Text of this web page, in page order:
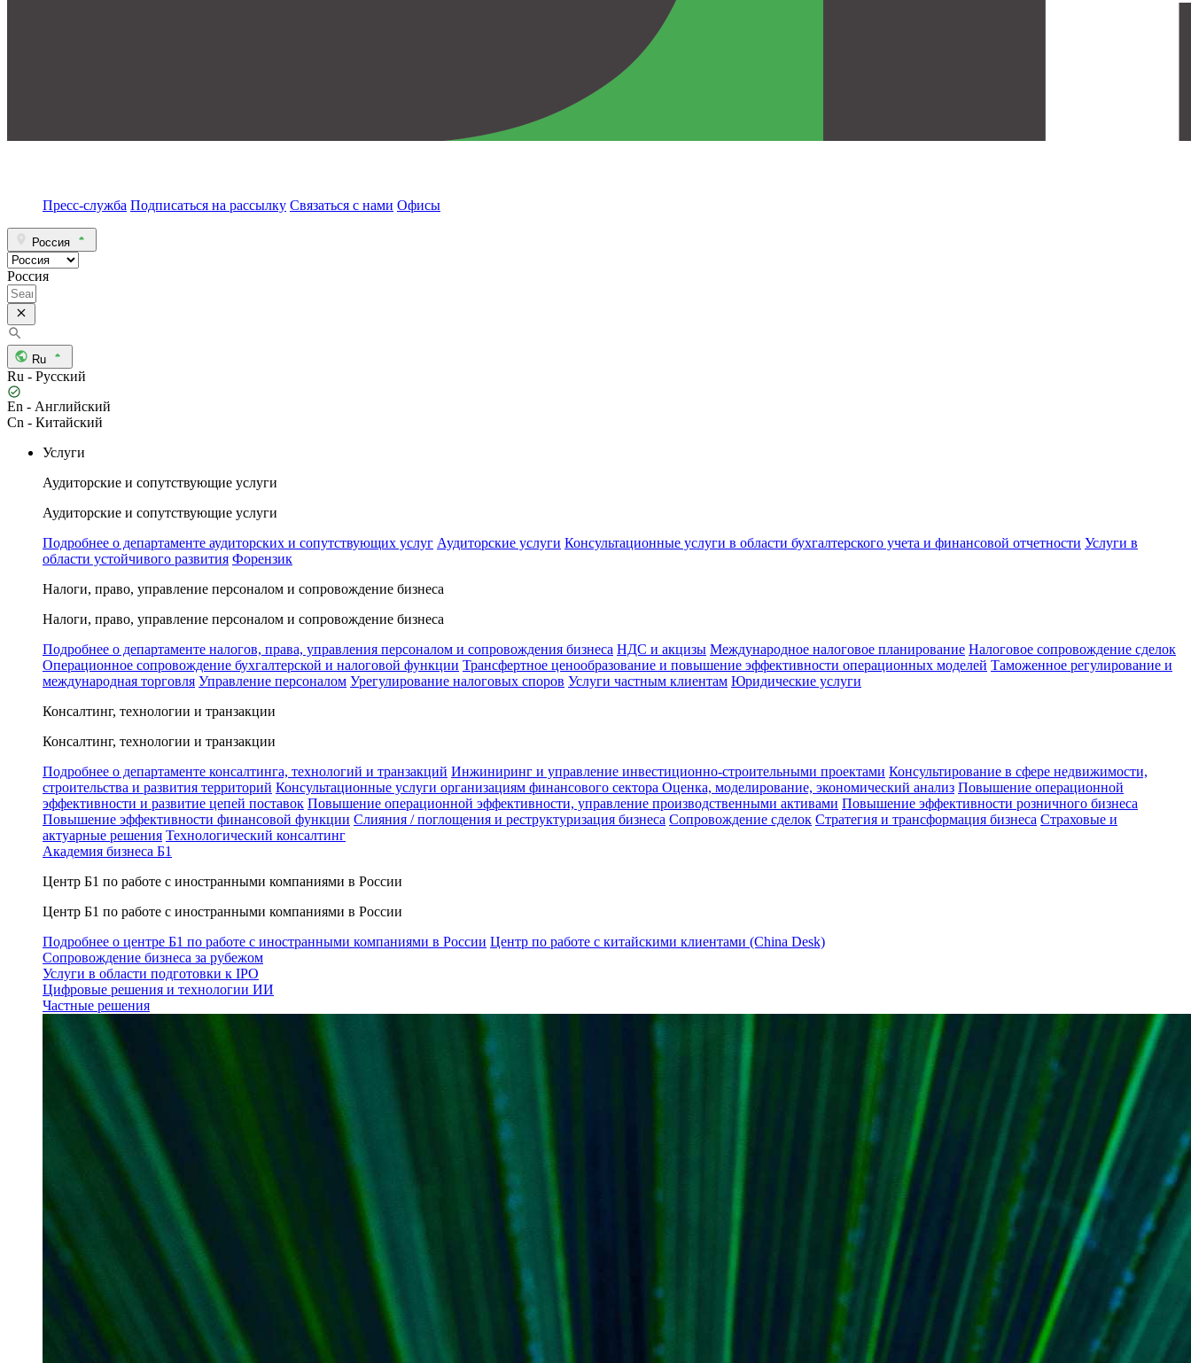
Пресс-служба Подписаться на рассылку Связаться с нами Офисы
Россия
Россия
Ru
Ru - Русский
En - Английский
Cn - Китайский
Услуги
Аудиторские и сопутствующие услуги
Аудиторские и сопутствующие услуги
Подробнее о департаменте аудиторских и сопутствующих услуг Аудиторские услуги Консультационные услуги в области бухгалтерского учета и финансовой отчетности Услуги в
области устойчивого развития Форензик
Налоги, право, управление персоналом и сопровождение бизнеса
Налоги, право, управление персоналом и сопровождение бизнеса
Подробнее о департаменте налогов, права, управления персоналом и сопровождения бизнеса НДС и акцизы Международное налоговое планирование Налоговое сопровождение сделок
Операционное сопровождение бухгалтерской и налоговой функции Трансфертное ценообразование и повышение эффективности операционных моделей Таможенное регулирование и
международная торговля Управление персоналом Урегулирование налоговых споров Услуги частным клиентам Юридические услуги
Консалтинг, технологии и транзакции
Консалтинг, технологии и транзакции
Подробнее о департаменте консалтинга, технологий и транзакций Инжиниринг и управление инвестиционно-строительными проектами Консультирование в сфере недвижимости,
строительства и развития территорий Консультационные услуги организациям финансового сектора Оценка, моделирование, экономический анализ Повышение операционной
эффективности и развитие цепей поставок Повышение операционной эффективности, управление производственными активами Повышение эффективности розничного бизнеса
Повышение эффективности финансовой функции Слияния / поглощения и реструктуризация бизнеса Сопровождение сделок Стратегия и трансформация бизнеса Страховые и
актуарные решения Технологический консалтинг
Академия бизнеса Б1
Центр Б1 по работе с иностранными компаниями в России
Центр Б1 по работе с иностранными компаниями в России
Подробнее о центре Б1 по работе с иностранными компаниями в России Центр по работе с китайскими клиентами (China Desk)
Сопровождение бизнеса за рубежом
Услуги в области подготовки к IPO
Цифровые решения и технологии ИИ
Частные решения